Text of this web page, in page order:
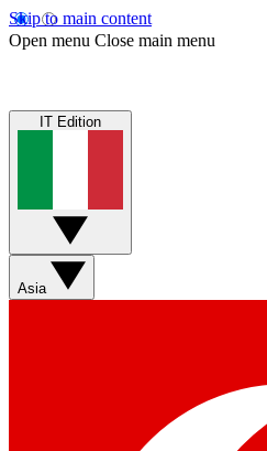
Skip to main content
Open menu Close main menu
IT Edition
Asia